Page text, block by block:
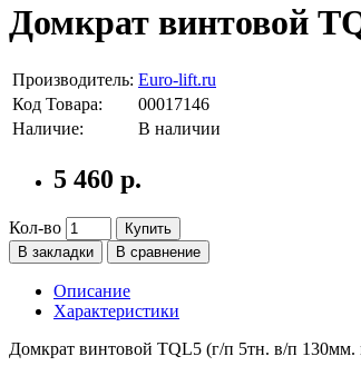
Домкрат винтовой
Производитель: Euro-lift.ru
Код Товара:
00017146
Наличие:
В наличии
5 460 р.
Кол-во
Купить
В закладки
В сравнение
Описание
Характеристики
Домкрат винтовой TQL5 (г/п 5тн. в/п